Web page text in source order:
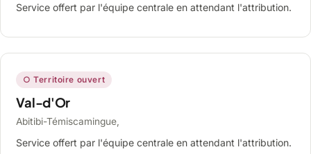
Service offert par l'équipe centrale en attendant l'attribution.
○ Territoire ouvert
Val-d'Or
Abitibi-Témiscamingue,
Service offert par l'équipe centrale en attendant l'attribution.